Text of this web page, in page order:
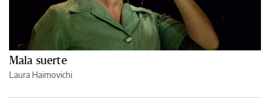
Mala suerte
Laura Haimovichi